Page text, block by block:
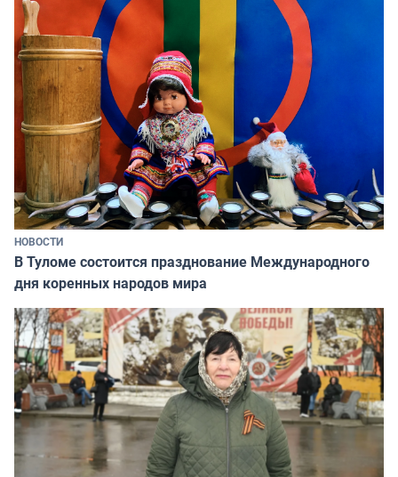
НОВОСТИ
В Туломе состоится празднование Международного
дня коренных народов мира